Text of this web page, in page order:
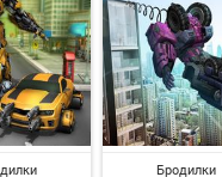
Бродилки